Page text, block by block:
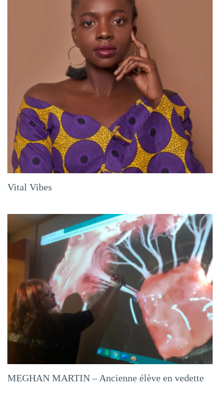
Vital Vibes
MEGHAN MARTIN – Ancienne élève en vedette